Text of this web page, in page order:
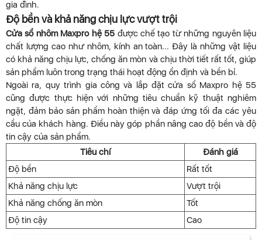
gia đình.
Độ bền và khả năng chịu lực vượt trội
Cửa sổ nhôm Maxpro hệ 55 được chế tạo từ những nguyên liệu
chất lượng cao như nhôm, kính an toàn... Đây là những vật liệu
có khả năng chịu lực, chống ăn mòn và chịu thời tiết rất tốt, giúp
sản phẩm luôn trong trạng thái hoạt động ổn định và bền bỉ.
Ngoài ra, quy trình gia công và lắp đặt cửa sổ Maxpro hệ 55
cũng được thực hiện với những tiêu chuẩn kỹ thuật nghiêm
ngặt, đảm bảo sản phẩm hoàn thiện và đáp ứng tối đa các yêu
cầu của khách hàng. Điều này góp phần nâng cao độ bền và độ
tin cậy của sản phẩm.
Tiêu chí
Đánh giá
Độ bền
Rất tốt
Khả năng chịu lực
Vượt trội
Khả năng chống ăn mòn
Tốt
Độ tin cậy
Cao